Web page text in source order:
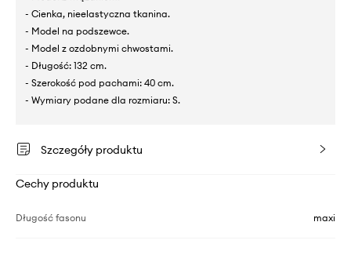
- Cienka, nieelastyczna tkanina.
- Model na podszewce.
- Model z ozdobnymi chwostami.
- Długość: 132 cm.
- Szerokość pod pachami: 40 cm.
- Wymiary podane dla rozmiaru: S.
Szczegóły produktu
Cechy produktu
Długość fasonu maxi